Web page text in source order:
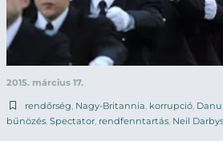
2015. március 17.
rendőrség Nagy-Britannia korrupció
bűnözés Spectator rendfenntartás Neil